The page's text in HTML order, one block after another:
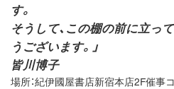
す。
そうして、この棚の前に立っ
うございます。」
皆川博子
場所：紀伊國屋書店新宿本店2F催事